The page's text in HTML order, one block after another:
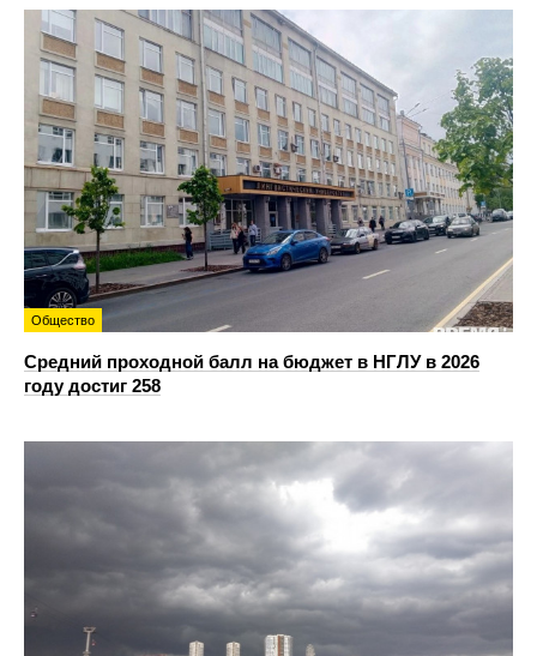
Общество
Средний проходной балл на бюджет в НГЛУ в 2026
году достиг 258